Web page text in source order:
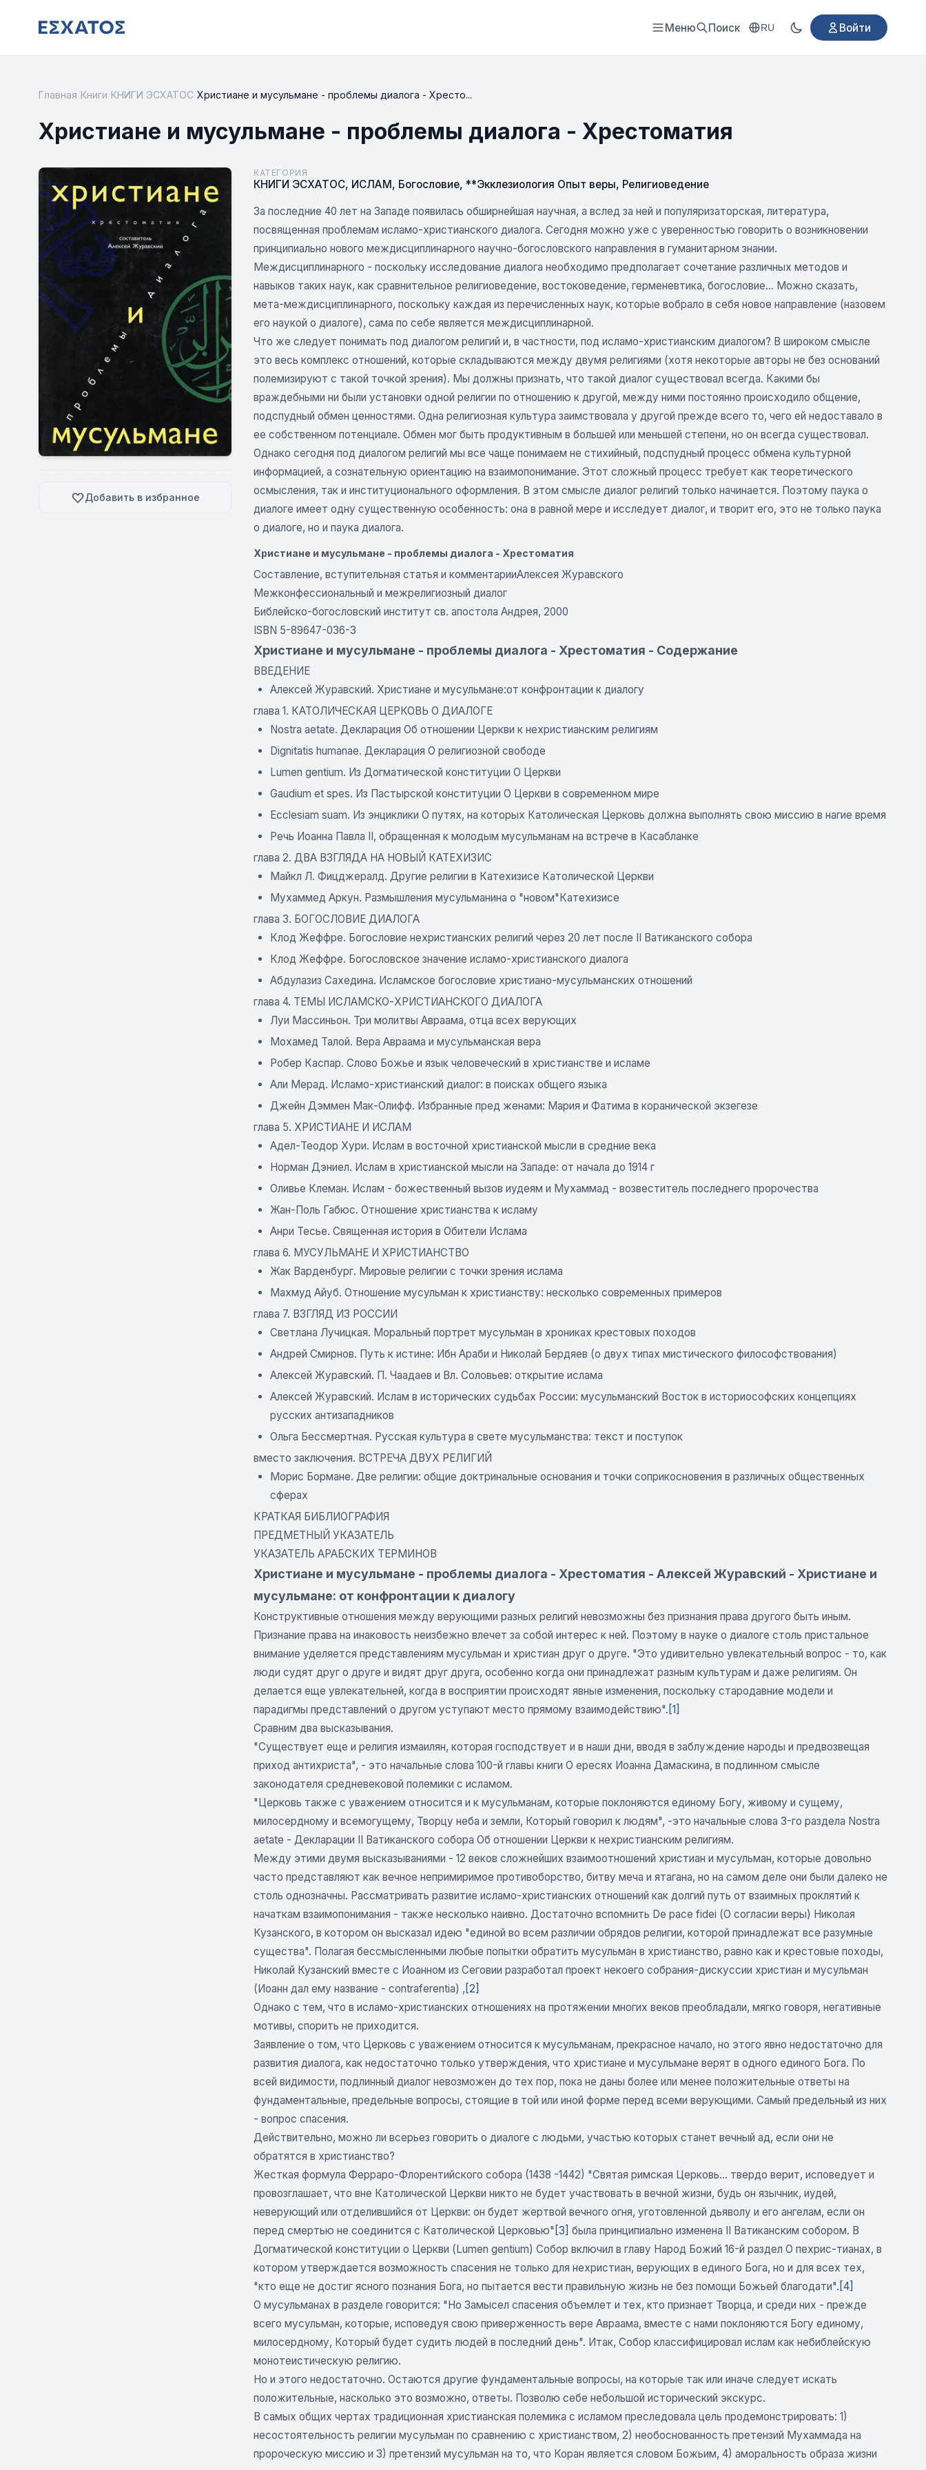
Меню Поиск RU Войти
Главная Книги КНИГИ ЭСХАТОС Христиане и мусульмане - проблемы диалога - Хресто...
Христиане и мусульмане - проблемы диалога - Хрестоматия
Добавить в избранное
КАТЕГОРИЯ
КНИГИ ЭСХАТОС, ИСЛАМ, Богословие, **Экклезиология Опыт веры, Религиоведение
За последние 40 лет на Западе появилась обширнейшая научная, а вслед за ней и популяризаторская, литература,
посвященная проблемам исламо-христианского диалога. Сегодня можно уже с уверенностью говорить о возникновении
принципиально нового междисциплинарного научно-богословского направления в гуманитарном знании.
Междисциплинарного - поскольку исследование диалога необходимо предполагает сочетание различных методов и
навыков таких наук, как сравнительное религиоведение, востоковедение, герменевтика, богословие... Можно сказать,
мета-междисциплинарного, поскольку каждая из перечисленных наук, которые вобрало в себя новое направление (назовем
его наукой о диалоге), сама по себе является междисциплинарной.
Что же следует понимать под диалогом религий и, в частности, под исламо-христианским диалогом? В широком смысле
это весь комплекс отношений, которые складываются между двумя религиями (хотя некоторые авторы не без оснований
полемизируют с такой точкой зрения). Мы должны признать, что такой диалог существовал всегда. Какими бы
враждебными ни были установки одной религии по отношению к другой, между ними постоянно происходило общение,
подспудный обмен ценностями. Одна религиозная культура заимствовала у другой прежде всего то, чего ей недоставало в
ее собственном потенциале. Обмен мог быть продуктивным в большей или меньшей степени, но он всегда существовал.
Однако сегодня под диалогом религий мы все чаще понимаем не стихийный, подспудный процесс обмена культурной
информацией, а сознательную ориентацию на взаимопонимание. Этот сложный процесс требует как теоретического
осмысления, так и институционального оформления. В этом смысле диалог религий только начинается. Поэтому паука о
диалоге имеет одну существенную особенность: она в равной мере и исследует диалог, и творит его, это не только паука
о диалоге, но и паука диалога.
Христиане и мусульмане - проблемы диалога - Хрестоматия
Составление, вступительная статья и комментарииАлексея Журавского
Межконфессиональный и межрелигиозный диалог
Библейско-богословский институт св. апостола Андрея, 2000
ISBN 5-89647-036-3
Христиане и мусульмане - проблемы диалога - Хрестоматия - Содержание
ВВЕДЕНИЕ
Алексей Журавский. Христиане и мусульмане:от конфронтации к диалогу
глава 1. КАТОЛИЧЕСКАЯ ЦЕРКОВЬ О ДИАЛОГЕ
Nostra aetate. Декларация Об отношении Церкви к нехристианским религиям
Dignitatis humanae. Декларация О религиозной свободе
Lumen gentium. Из Догматической конституции О Церкви
Gaudium et spes. Из Пастырской конституции О Церкви в современном мире
Ecclesiam suam. Из энциклики О путях, на которых Католическая Церковь должна выполнять свою миссию в нагие время
Речь Иоанна Павла II, обращенная к молодым мусульманам на встрече в Касабланке
глава 2. ДВА ВЗГЛЯДА НА НОВЫЙ КАТЕХИЗИС
Майкл Л. Фицджералд. Другие религии в Катехизисе Католической Церкви
Мухаммед Аркун. Размышления мусульманина о "новом"Катехизисе
глава 3. БОГОСЛОВИЕ ДИАЛОГА
Клод Жеффре. Богословие нехристианских религий через 20 лет после II Ватиканского собора
Клод Жеффре. Богословское значение исламо-христианского диалога
Абдулазиз Сахедина. Исламское богословие христиано-мусульманских отношений
глава 4. ТЕМЫ ИСЛАМСКО-ХРИСТИАНСКОГО ДИАЛОГА
Луи Массиньон. Три молитвы Авраама, отца всех верующих
Мохамед Талой. Вера Авраама и мусульманская вера
Робер Каспар. Слово Божье и язык человеческий в христианстве и исламе
Али Мерад. Исламо-христианский диалог: в поисках общего языка
Джейн Дэммен Мак-Олифф. Избранные пред женами: Мария и Фатима в коранической экзегезе
глава 5. ХРИСТИАНЕ И ИСЛАМ
Адел-Теодор Хури. Ислам в восточной христианской мысли в средние века
Норман Дэниел. Ислам в христианской мысли на Западе: от начала до 1914 г
Оливье Клеман. Ислам - божественный вызов иудеям и Мухаммад - возвеститель последнего пророчества
Жан-Поль Габюс. Отношение христианства к исламу
Анри Тесье. Священная история в Обители Ислама
глава 6. МУСУЛЬМАНЕ И ХРИСТИАНСТВО
Жак Варденбург. Мировые религии с точки зрения ислама
Махмуд Айуб. Отношение мусульман к христианству: несколько современных примеров
глава 7. ВЗГЛЯД ИЗ РОССИИ
Светлана Лучицкая. Моральный портрет мусульман в хрониках крестовых походов
Андрей Смирнов. Путь к истине: Ибн Араби и Николай Бердяев (о двух типах мистического философствования)
Алексей Журавский. П. Чаадаев и Вл. Соловьев: открытие ислама
Алексей Журавский. Ислам в исторических судьбах России: мусульманский Восток в историософских концепциях
русских антизападников
Ольга Бессмертная. Русская культура в свете мусульманства: текст и поступок
вместо заключения. ВСТРЕЧА ДВУХ РЕЛИГИЙ
Морис Бормане. Две религии: общие доктринальные основания и точки соприкосновения в различных общественных
сферах
КРАТКАЯ БИБЛИОГРАФИЯ
ПРЕДМЕТНЫЙ УКАЗАТЕЛЬ
УКАЗАТЕЛЬ АРАБСКИХ ТЕРМИНОВ
Христиане и мусульмане - проблемы диалога - Хрестоматия - Алексей Журавский - Христиане и
мусульмане: от конфронтации к диалогу
Конструктивные отношения между верующими разных религий невозможны без признания права другого быть иным.
Признание права на инаковость неизбежно влечет за собой интерес к ней. Поэтому в науке о диалоге столь пристальное
внимание уделяется представлениям мусульман и христиан друг о друге. "Это удивительно увлекательный вопрос - то, как
люди судят друг о друге и видят друг друга, особенно когда они принадлежат разным культурам и даже религиям. Он
делается еще увлекательней, когда в восприятии происходят явные изменения, поскольку стародавние модели и
парадигмы представлений о другом уступают место прямому взаимодействию". [1]
Сравним два высказывания.
"Существует еще и религия измаилян, которая господствует и в наши дни, вводя в заблуждение народы и предвозвещая
приход антихриста", - это начальные слова 100-й главы книги О ересях Иоанна Дамаскина, в подлинном смысле
законодателя средневековой полемики с исламом.
"Церковь также с уважением относится и к мусульманам, которые поклоняются единому Богу, живому и сущему,
милосердному и всемогущему, Творцу неба и земли, Который говорил к людям", -это начальные слова 3-го раздела Nostra
aetate - Декларации II Ватиканского собора Об отношении Церкви к нехристианским религиям.
Между этими двумя высказываниями - 12 веков сложнейших взаимоотношений христиан и мусульман, которые довольно
часто представляют как вечное непримиримое противоборство, битву меча и ятагана, но на самом деле они были далеко не
столь однозначны. Рассматривать развитие исламо-христианских отношений как долгий путь от взаимных проклятий к
начаткам взаимопонимания - также несколько наивно. Достаточно вспомнить De расе fidei (О согласии веры) Николая
Кузанского, в котором он высказал идею "единой во всем различии обрядов религии, которой принадлежат все разумные
существа". Полагая бессмысленными любые попытки обратить мусульман в христианство, равно как и крестовые походы,
Николай Кузанский вместе с Иоанном из Сеговии разработал проект некоего собрания-дискуссии христиан и мусульман
(Иоанн дал ему название - contraferentia) , [2]
Однако с тем, что в исламо-христианских отношениях на протяжении многих веков преобладали, мягко говоря, негативные
мотивы, спорить не приходится.
Заявление о том, что Церковь с уважением относится к мусульманам, прекрасное начало, но этого явно недостаточно для
развития диалога, как недостаточно только утверждения, что христиане и мусульмане верят в одного единого Бога. По
всей видимости, подлинный диалог невозможен до тех пор, пока не даны более или менее положительные ответы на
фундаментальные, предельные вопросы, стоящие в той или иной форме перед всеми верующими. Самый предельный из них
- вопрос спасения.
Действительно, можно ли всерьез говорить о диалоге с людьми, участью которых станет вечный ад, если они не
обратятся в христианство?
Жесткая формула Ферраро-Флорентийского собора (1438 -1442) "Святая римская Церковь... твердо верит, исповедует и
провозглашает, что вне Католической Церкви никто не будет участвовать в вечной жизни, будь он язычник, иудей,
неверующий или отделившийся от Церкви: он будет жертвой вечного огня, уготовленной дьяволу и его ангелам, если он
перед смертью не соединится с Католической Церковью" [3] была принципиально изменена II Ватиканским собором. В
Догматической конституции о Церкви (Lumen gentium) Собор включил в главу Народ Божий 16-й раздел О пехрис-тианах, в
котором утверждается возможность спасения не только для нехристиан, верующих в единого Бога, но и для всех тех,
"кто еще не достиг ясного познания Бога, но пытается вести правильную жизнь не без помощи Божьей благодати". [4]
О мусульманах в разделе говорится: "Но Замысел спасения объемлет и тех, кто признает Творца, и среди них - прежде
всего мусульман, которые, исповедуя свою приверженность вере Авраама, вместе с нами поклоняются Богу единому,
милосердному, Который будет судить людей в последний день". Итак, Собор классифицировал ислам как небиблейскую
монотеистическую религию.
Но и этого недостаточно. Остаются другие фундаментальные вопросы, на которые так или иначе следует искать
положительные, насколько это возможно, ответы. Позволю себе небольшой исторический экскурс.
В самых общих чертах традиционная христианская полемика с исламом преследовала цель продемонстрировать: 1)
несостоятельность религии мусульман по сравнению с христианством, 2) необоснованность претензий Мухаммада на
пророческую миссию и 3) претензий мусульман на то, что Коран является словом Божьим, 4) аморальность образа жизни